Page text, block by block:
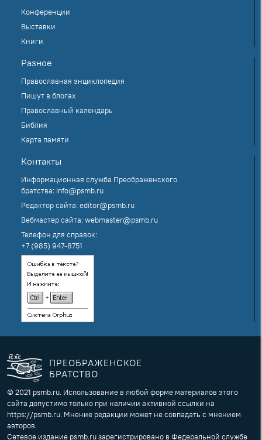
Конференции
Выставки
Книги
Разное
Православная энциклопедия
Пишут в блогах
Православный календарь
Библия
Карта памяти
Контакты
Информационная служба Преображенского
братства: info@psmb.ru
Редактор сайта:editor@psmb.ru
Вебмастер сайта:webmaster@psmb.ru
Телефон для справок:
+7 (985) 947-8751
ПРЕОБРАЖЕНСКОЕ
БРАТСТВО
© 2021 psmb.ru. Использование в любой форме материалов этого
сайта допустимо только при наличии активной ссылки на
https://psmb.ru. Мнение редакции может не совпадать с мнением
авторов.
Сетевое издание psmb.ru зарегистрировано в Федеральной службе